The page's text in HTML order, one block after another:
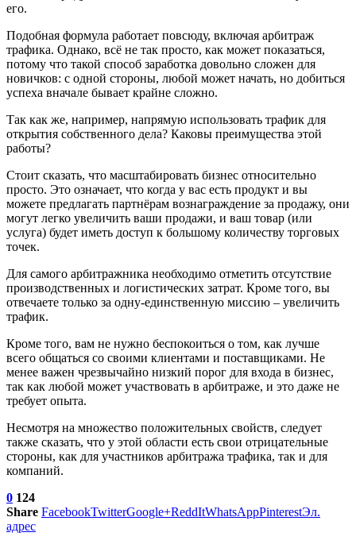
его.
Подобная формула работает повсюду, включая арбитраж
трафика. Однако, всё не так просто, как может показаться,
потому что такой способ заработка довольно сложен для
новичков: с одной стороны, любой может начать, но добиться
успеха вначале бывает крайне сложно.
Так как же, например, напрямую использовать трафик для
открытия собственного дела? Каковы преимущества этой
работы?
Стоит сказать, что масштабировать бизнес относительно
просто. Это означает, что когда у вас есть продукт и вы
можете предлагать партнёрам вознаграждение за продажу, они
могут легко увеличить ваши продажи, и ваш товар (или
услуга) будет иметь доступ к большому количеству торговых
точек.
Для самого арбитражника необходимо отметить отсутствие
производственных и логистических затрат. Кроме того, вы
отвечаете только за одну-единственную миссию – увеличить
трафик.
Кроме того, вам не нужно беспокоиться о том, как лучше
всего общаться со своими клиентами и поставщиками. Не
менее важен чрезвычайно низкий порог для входа в бизнес,
так как любой может участвовать в арбитраже, и это даже не
требует опыта.
Несмотря на множество положительных свойств, следует
также сказать, что у этой области есть свои отрицательные
стороны, как для участников арбитража трафика, так и для
компаний.
0 124
Share FacebookTwitterGoogle+ReddItWhatsAppPinterestЭл.
адрес